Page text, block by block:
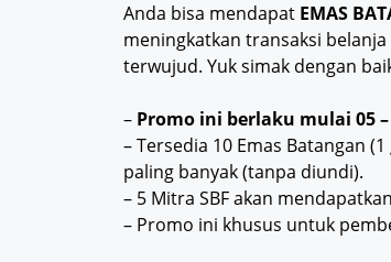
Anda bisa mendapat EMAS
meningkatkan transaksi
terwujud. Yuk simak dengan
– Promo ini berlaku mulai 05 –
– Tersedia 10 Emas Batangan
paling banyak (tanpa diundi).
– 5 Mitra SBF akan
– Promo ini khusus untuk